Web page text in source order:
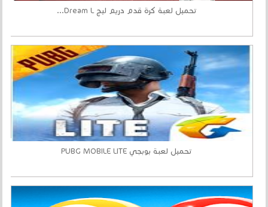
تحميل لعبة كرة قدم دريم ليج Dream L...
تحميل لعبة بوبجي PUBG MOBILE LITE